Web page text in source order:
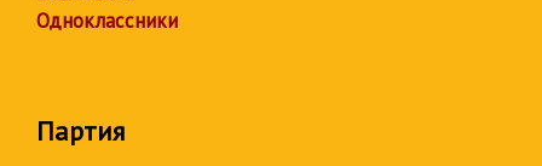
Одноклассники
Партия